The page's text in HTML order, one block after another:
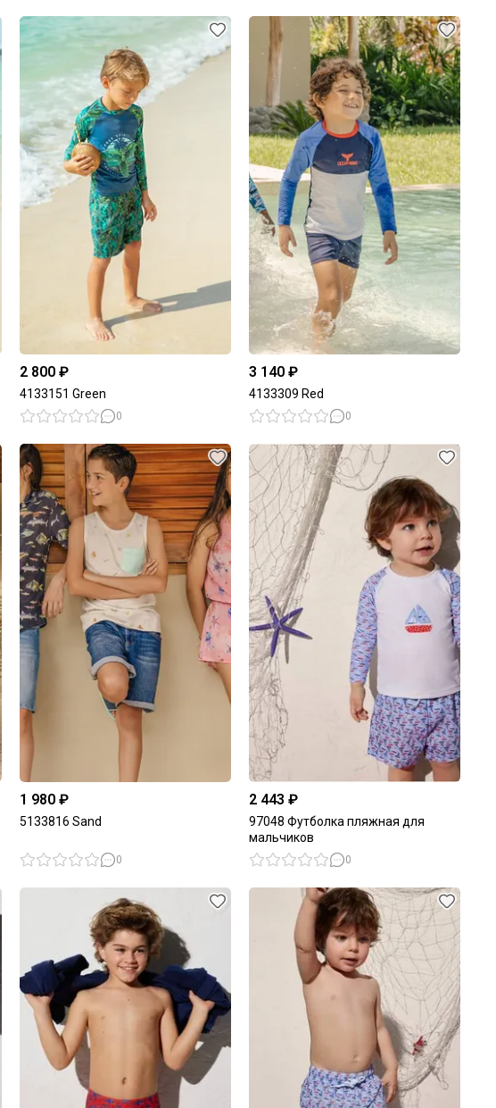
2 800 ₽
4133151 Green
0
3 140 ₽
4133309 Red
0
1 980 ₽
5133816 Sand
0
2 443 ₽
97048 Футболка пляжная для
мальчиков
0